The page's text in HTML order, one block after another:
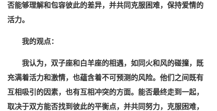
否能够理解和包容彼此的差异，并共同克服困难，保持爱情的
活力。
我的观点：
我认为，双子座和白羊座的相遇，如同火和风的碰撞，既
充满着活力和激情，也蕴含着不可预测的风险。他们之间既有
互相吸引的因素，也有互相冲突的方面。能否最终走到一起，
取决于双方能否找到彼此的平衡点，并共同努力，克服困难，